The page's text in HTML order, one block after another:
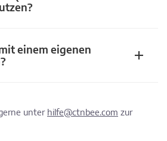
einem eigenen
unter hilfe@ctnbee.com zur